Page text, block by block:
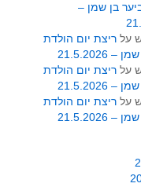
בן שמן –
על ריצת יום הולדת
21.5.2026
על ריצת יום הולדת
21.5.2026
על ריצת יום הולדת
21.5.2026